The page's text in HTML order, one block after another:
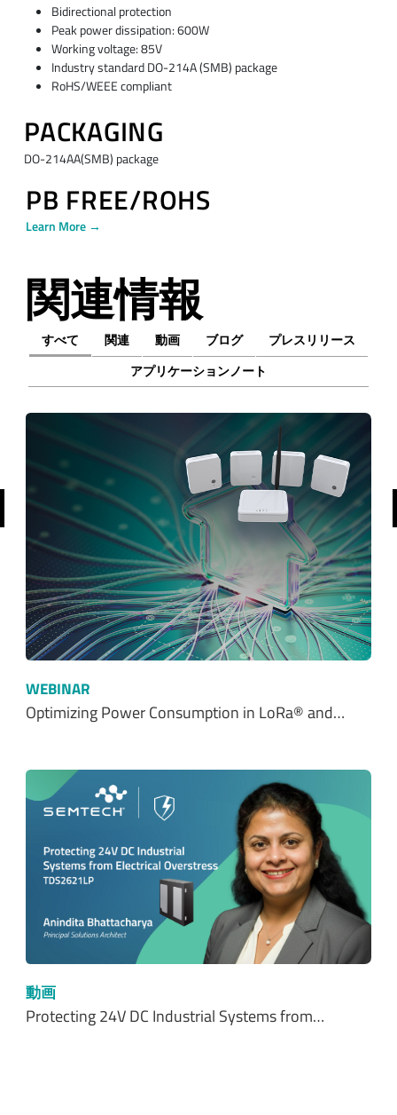
Bidirectional protection
Peak power dissipation: 600W
Working voltage: 85V
Industry standard DO-214A (SMB) package
RoHS/WEEE compliant
PACKAGING
DO-214AA(SMB) package
PB FREE/ROHS
Learn More →
関連情報
すべて 関連 動画 ブログ
プレスリリース
アプリケーションノート
WEBINAR
Optimizing Power Consumption in LoRa® and…
動画
Protecting 24V DC Industrial Systems from…